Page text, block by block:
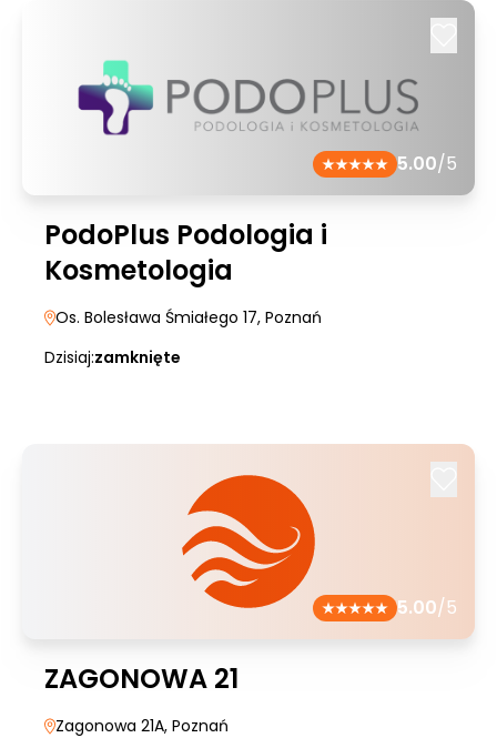
5.00/5
PodoPlus Podologia i
Kosmetologia
Os. Bolesława Śmiałego 17, Poznań
Dzisiaj:zamknięte
5.00/5
ZAGONOWA 21
Zagonowa 21A, Poznań